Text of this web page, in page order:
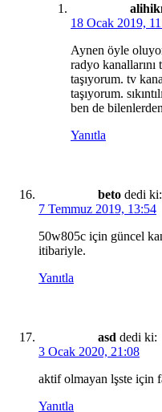
18 Ocak 2019,
Aynen öyle
radyo kanallarını
taşıyorum. tv
taşıyorum.
ben de
Yanıtla
beto dedi ki:
7 Temmuz 2019, 13:54
50w805c için güncel
itibariyle.
Yanıtla
asd dedi ki:
3 Ocak 2020, 21:08
aktif olmayan lşste için
Yanıtla